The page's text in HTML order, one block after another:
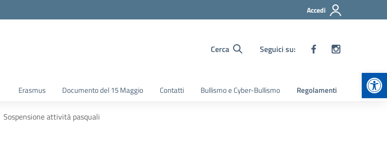
Accedi
Cerca Seguici su:
Erasmus Documento del 15 Maggio Contatti Bullismo e Cyber-Bullismo Regolamenti
Sospensione attività pasquali